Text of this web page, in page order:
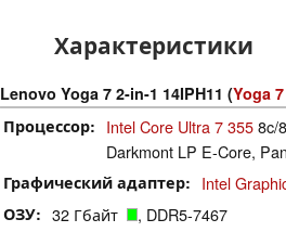
Характеристики
Lenovo Yoga 7 2-in-1 14IPH11 (Yoga
Процессор
Intel Core Ultra 7 3558c/
Darkmont LP E-Core,
Графический адаптер Intel
ОЗУ 32 Гбайт , DDR5-7467